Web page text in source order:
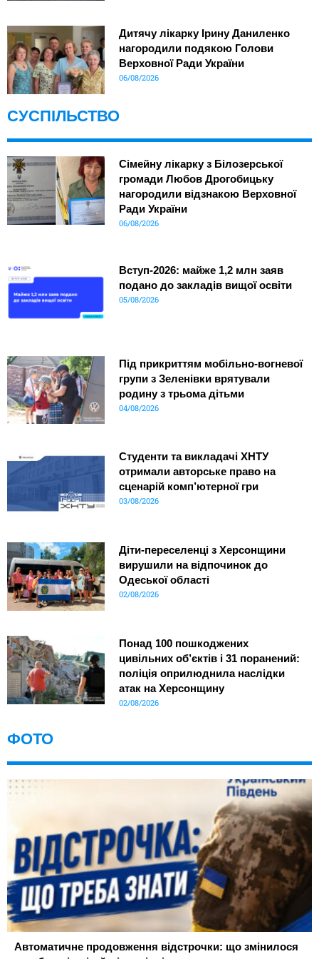
Дитячу лікарку Ірину Даниленко
нагородили подякою Голови
Верховної Ради України
06/08/2026
СУСПІЛЬСТВО
Сімейну лікарку з Білозерської
громади Любов Дрогобицьку
нагородили відзнакою Верховної
Ради України
06/08/2026
Вступ-2026: майже 1,2 млн заяв
подано до закладів вищої освіти
05/08/2026
Під прикриттям мобільно-вогневої
групи з Зеленівки врятували
родину з трьома дітьми
04/08/2026
Студенти та викладачі ХНТУ
отримали авторське право на
сценарій комп’ютерної гри
03/08/2026
Діти-переселенці з Херсонщини
вирушили на відпочинок до
Одеської області
02/08/2026
Понад 100 пошкоджених
цивільних об’єктів і 31 поранений:
поліція оприлюднила наслідки
атак на Херсонщину
02/08/2026
ФОТО
Автоматичне продовження відстрочки: що змінилося